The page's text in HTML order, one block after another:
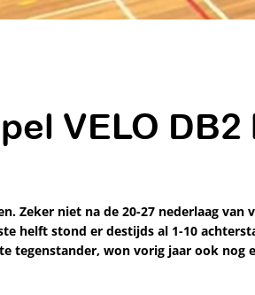
VELO
Zeker niet na de 20-27 nederlaag
helft stond er destijds al 1-10
tegenstander, won vorig jaar ook nog